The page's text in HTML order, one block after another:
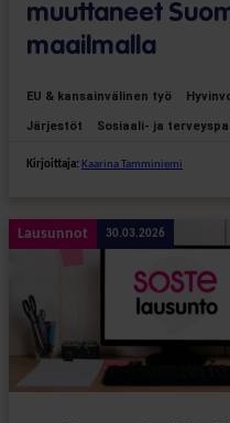
muuttaneet
maailmalla
EU & kansainvälinen työ
Järjestöt Sosiaali- ja
Kirjoittaja: Kaarina Tamminiemi
Lausunnot 30.03.2026